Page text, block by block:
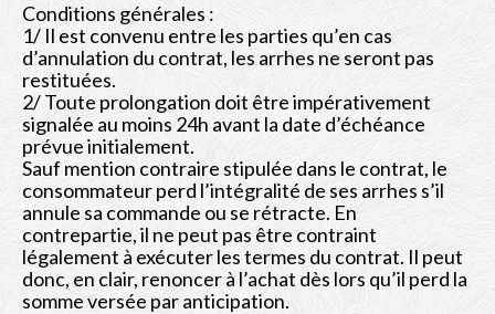
Masterclass
Tirage Paysages
Studio
Les Modèles
Livres
Conditions générales :
1/ Il est convenu entre les parties qu’en cas
d’annulation du contrat, les arrhes ne seront pas
restituées.
2/ Toute prolongation doit être impérativement
signalée au moins 24h avant la date d’échéance
prévue initialement.
Sauf mention contraire stipulée dans le contrat, le
consommateur perd l’intégralité de ses arrhes s’il
annule sa commande ou se rétracte. En
contrepartie, il ne peut pas être contraint
légalement à exécuter les termes du contrat. Il peut
donc, en clair, renoncer à l’achat dès lors qu’il perd la
somme versée par anticipation.